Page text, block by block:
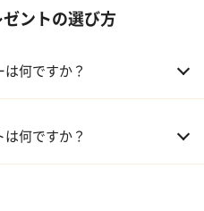
ントの選び方
何ですか？
何ですか？